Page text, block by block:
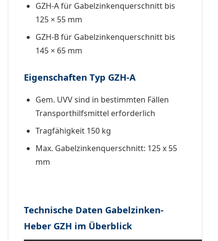
GZH-A für Gabelzinkenquerschnitt bis
125 × 55 mm
GZH-B für Gabelzinkenquerschnitt bis
145 × 65 mm
Eigenschaften Typ GZH-A
Gem. UVV sind in bestimmten Fällen
Transporthilfsmittel erforderlich
Tragfähigkeit 150 kg
Max. Gabelzinkenquerschnitt: 125 x 55
mm
Technische Daten Gabelzinken-
Heber GZH im Überblick